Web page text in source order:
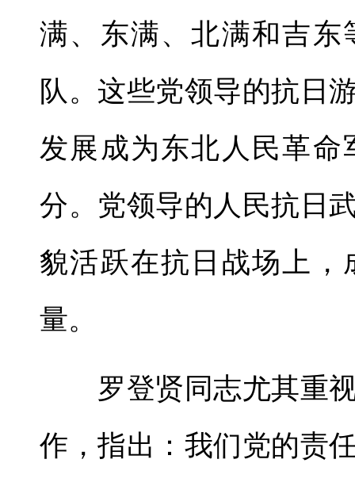
满、东满、北满和吉
队。这些党领导的抗日
发展成为东北人民革
分。党领导的人民抗日
貌活跃在抗日战场上
量。
罗登贤同志尤其重视
作，指出：我们党的责